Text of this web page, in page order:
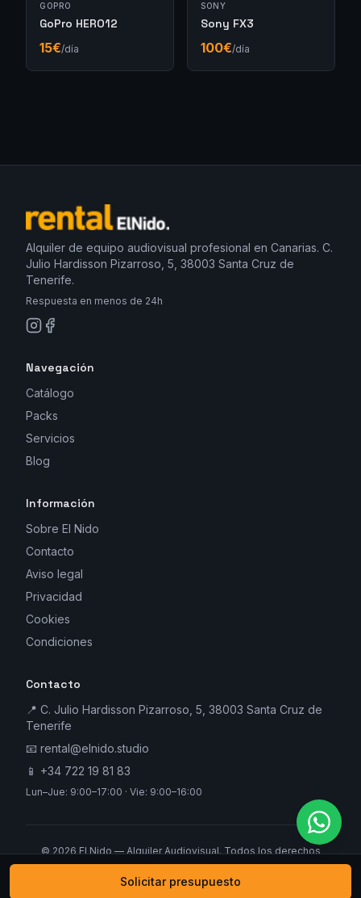
GOPRO
GoPro HERO12
15€/día
SONY
Sony FX3
100€/día
Alquiler de equipo audiovisual profesional en Canarias. C.
Julio Hardisson Pizarroso, 5, 38003 Santa Cruz de
Tenerife.
Respuesta en menos de 24h
Navegación
Catálogo
Packs
Servicios
Blog
Información
Sobre El Nido
Contacto
Aviso legal
Privacidad
Cookies
Condiciones
Contacto
📍 C. Julio Hardisson Pizarroso, 5, 38003 Santa Cruz de
Tenerife
📧 rental@elnido.studio
📱 +34 722 19 81 83
Lun–Jue: 9:00–17:00 · Vie: 9:00–16:00
© 2026 El Nido — Alquiler Audiovisual. Todos los derechos
reservados.
Solicitar presupuesto